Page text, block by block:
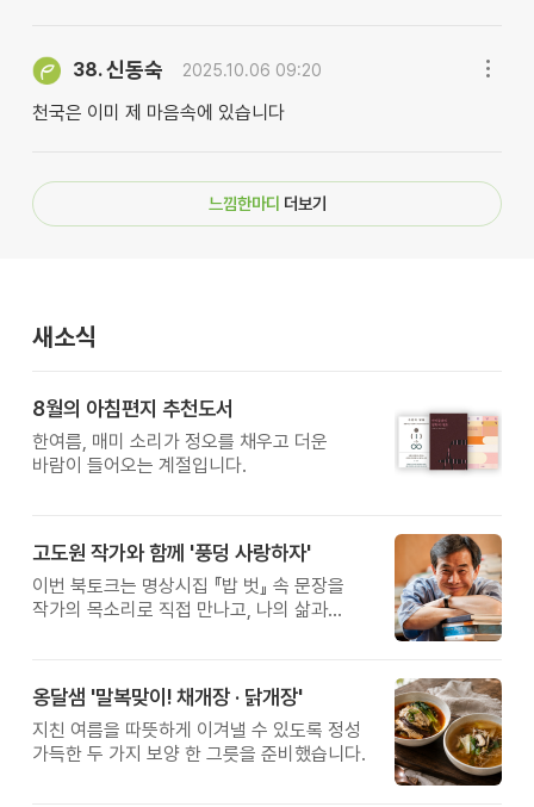
38.신동숙 2025.10.06 09:20
천국은 이미 제 마음속에 있습니다
느낌한마디 더보기
새소식
8월의 아침편지 추천도서
한여름, 매미 소리가 정오를 채우고 더운
바람이 들어오는 계절입니다.
고도원 작가와 함께 '풍덩 사랑하자'
이번 북토크는 명상시집 『밥 벗』 속 문장을
작가의 목소리로 직접 만나고, 나의 삶과
옹달샘 '말복맞이! 채개장 · 닭개장'
지친 여름을 따뜻하게 이겨낼 수 있도록 정성
가득한 두 가지 보양 한 그릇을 준비했습니다.